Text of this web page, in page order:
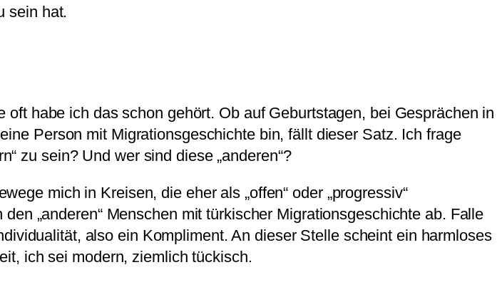
sein hat.
oft habe ich das schon gehört. Ob auf Geburtstagen, bei Gesprächen in
Person mit Migrationsgeschichte bin, fällt dieser Satz. Ich frage
zu sein? Und wer sind diese „anderen“?
mich in Kreisen, die eher als „offen“ oder „progressiv“
„anderen“ Menschen mit türkischer Migrationsgeschichte ab. Falle
also ein Kompliment. An dieser Stelle scheint ein harmloses
ich sei modern, ziemlich tückisch.